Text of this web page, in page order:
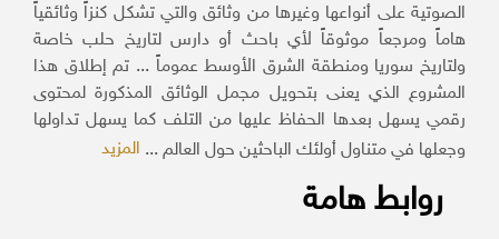
الصوتية على أنواعها وغيرها من وثائق والتي تشكل كنزاً وثائقياً
هاماً ومرجعاً موثوقاً لأي باحث أو دارس لتاريخ حلب خاصة
ولتاريخ سوريا ومنطقة الشرق الأوسط عموماً ... تم إطلاق هذا
المشروع الذي يعنى بتحويل مجمل الوثائق المذكورة لمحتوى
رقمي يسهل بعدها الحفاظ عليها من التلف كما يسهل تداولها
وجعلها في متناول أولئك الباحثين حول العالم ...المزيد
روابط هامة